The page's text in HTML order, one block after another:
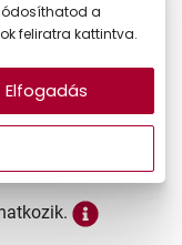
a
feliratra kattintva.
Elfogadás